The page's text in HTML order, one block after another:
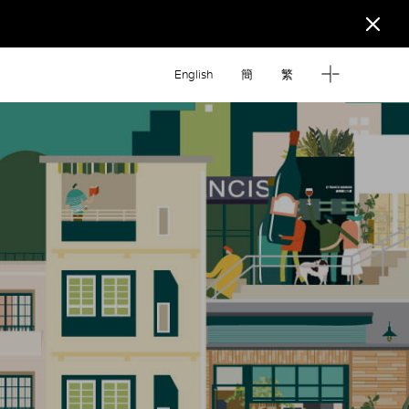
English 簡 繁